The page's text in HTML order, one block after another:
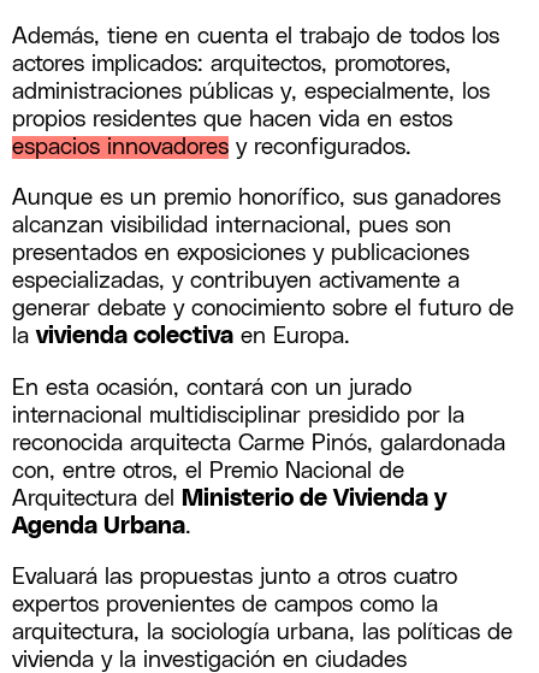
Además, tiene en cuenta el trabajo de todos los
actores implicados: arquitectos, promotores,
administraciones públicas y, especialmente, los
propios residentes que hacen vida en estos
espacios innovadoresy reconfigurados.
Aunque es un premio honorífico, sus ganadores
alcanzan visibilidad internacional, pues son
presentados en exposiciones y publicaciones
especializadas, y contribuyen activamente a
generar debate y conocimiento sobre el futuro de
lavivienda colectivaen Europa.
En esta ocasión, contará con un jurado
internacional multidisciplinar presidido por la
reconocida arquitecta Carme Pinós, galardonada
con, entre otros, el Premio Nacional de
Arquitectura del
Ministerio de Vivienda y
Agenda Urbana.
Evaluará las propuestas junto a otros cuatro
expertos provenientes de campos como la
arquitectura, la sociología urbana, las políticas de
vivienda y la investigación en ciudades